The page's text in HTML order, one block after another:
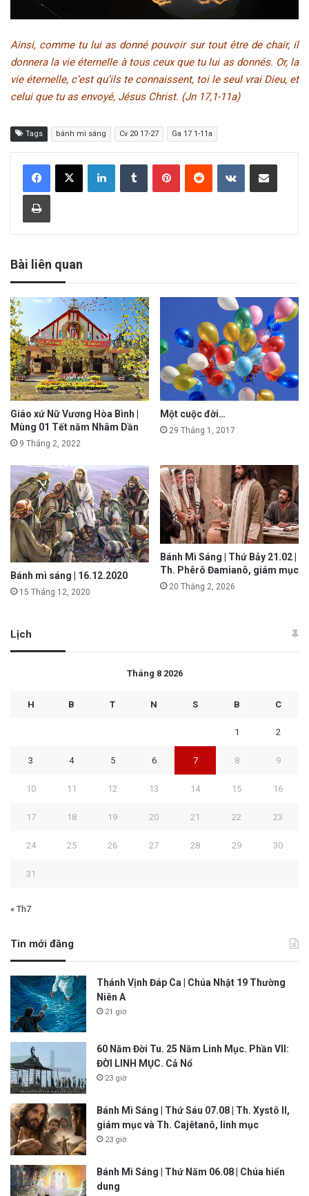
Ainsi, comme tu lui as donné pouvoir sur tout être de chair, il
donnera la vie éternelle à tous ceux que tu lui as donnés. Or, la
vie éternelle, c’est qu’ils te connaissent, toi le seul vrai Dieu, et
celui que tu as envoyé, Jésus Christ. (Jn 17,1-11a)
Tags bánh mì sáng Cv 20 17-27 Ga 17 1-11a
Bài liên quan
Giáo xứ Nữ Vương Hòa Bình |
Mùng 01 Tết năm Nhâm Dần
9 Tháng 2, 2022
Một cuộc đời…
29 Tháng 1, 2017
Bánh mì sáng | 16.12.2020
15 Tháng 12, 2020
Bánh Mì Sáng | Thứ Bảy 21.02 |
Th. Phêrô Đamianô, giám mục
20 Tháng 2, 2026
Lịch
Tháng 8 2026
H B T N S B C
1 2
3 4 5 6 7 8 9
10 11 12 13 14 15 16
17 18 19 20 21 22 23
24 25 26 27 28 29 30
31
« Th7
Tin mới đăng
Thánh Vịnh Đáp Ca | Chúa Nhật 19 Thường
Niên A
21 giờ
60 Năm Đời Tu. 25 Năm Linh Mục. Phần VII:
ĐỜI LINH MỤC. Cả Nổ
23 giờ
Bánh Mì Sáng | Thứ Sáu 07.08 | Th. Xystô II,
giám mục và Th. Cajêtanô, linh mục
23 giờ
Bánh Mì Sáng | Thứ Năm 06.08 | Chúa hiển
dung